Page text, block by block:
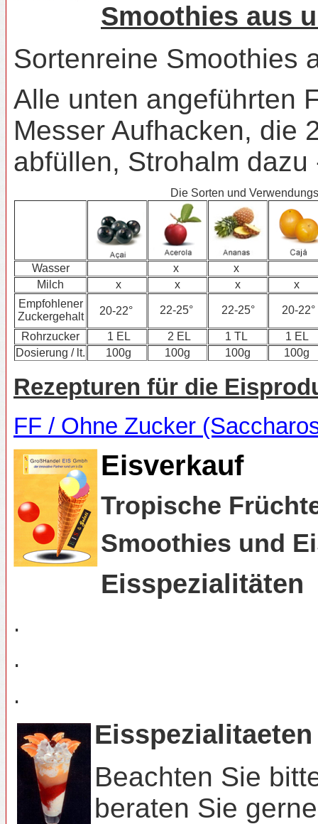
Smoothies aus
Sortenreine Smoothies
Alle unten angeführten
Messer Aufhacken, die
abfüllen, Strohalm
Die Sorten und
Wasser x
x
Milch
x x x
x
Empfohlener
Zuckergehalt
20-22° 22-25° 22-25° 20-22°
Rohrzucker 1 EL 2 EL 1 TL
1 EL
Dosierung / lt.
100g 100g 100g 100g
Rezepturen für die
FF / Ohne Zucker
Eisverkauf
Tropische
Smoothies und
Eisspezialitäten
.
.
.
Eisspezialitaeten
Beachten Sie
beraten Sie gerne